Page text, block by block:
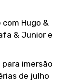
com Hugo &
& Junior e
imersão
de julho